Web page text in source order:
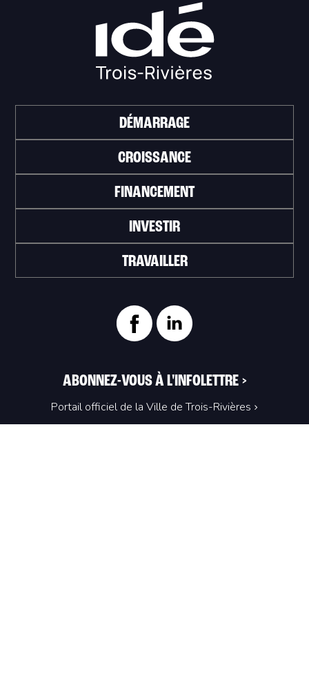
DÉMARRAGE
CROISSANCE
FINANCEMENT
INVESTIR
TRAVAILLER
ABONNEZ-VOUS À L'INFOLETTRE >
Portail officiel de la Ville de Trois-Rivières